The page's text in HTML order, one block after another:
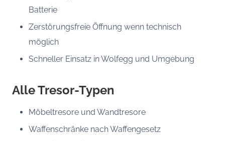
Batterie
Zerstörungsfreie Öffnung wenn technisch
möglich
Schneller Einsatz in Wolfegg und Umgebung
Alle Tresor-Typen
Möbeltresore und Wandtresore
Waffenschränke nach Waffengesetz